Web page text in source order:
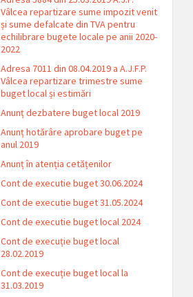
Vâlcea repartizare sume impozit venit
și sume defalcate din TVA pentru
echilibrare bugete locale pe anii 2020-
2022
Adresa 7011 din 08.04.2019 a A.J.F.P.
Vâlcea repartizare trimestre sume
buget local și estimări
Anunț dezbatere buget local 2019
Anunț hotărâre aprobare buget pe
anul 2019
Anunț în atenția cetățenilor
Cont de executie buget 30.06.2024
Cont de executie buget 31.05.2024
Cont de executie buget local 2024
Cont de execuție buget local
28.02.2019
Cont de execuție buget local la
31.03.2019